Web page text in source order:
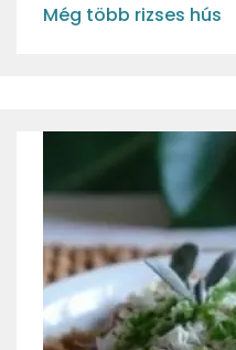
Még több rizses hús